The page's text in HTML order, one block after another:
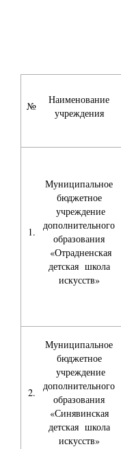
№
Наименование
учреждения
1.
Муниципальное
бюджетное
учреждение
дополнительного
образования
«Отрадненская
детская школа
искусств»
2.
Муниципальное
бюджетное
учреждение
дополнительного
образования
«Синявинская
детская школа
искусств»